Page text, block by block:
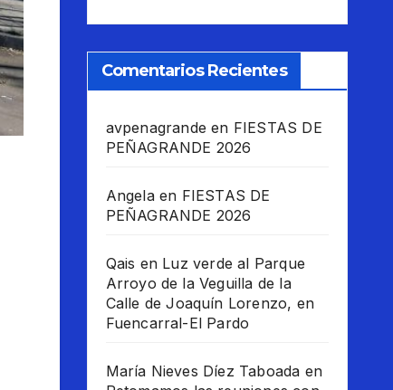
Comentarios Recientes
avpenagrande en FIESTAS DE
PEÑAGRANDE 2026
Angelaen FIESTAS DE
PEÑAGRANDE 2026
Qais en Luz verde al Parque
Arroyo de la Veguilla de la
Calle de Joaquín Lorenzo, en
Fuencarral-El Pardo
María Nieves Díez Taboada en